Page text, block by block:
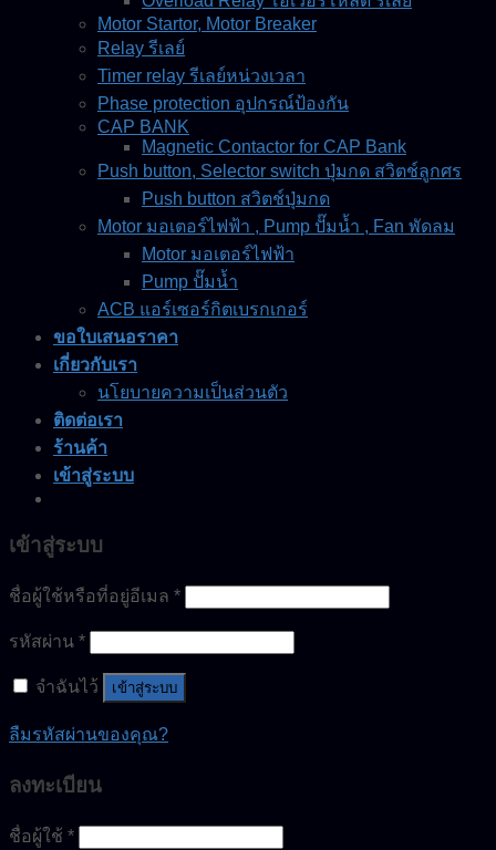
Motor Startor, Motor Breaker
Relay รีเลย์
Timer relay รีเลย์หน่วงเวลา
Phase protection อุปกรณ์ป้องกัน
CAP BANK
Magnetic Contactor for CAP Bank
Push button, Selector switch ปุ่มกด สวิตช์ลูกศร
Push button สวิตช์ปุ่มกด
Motor มอเตอร์ไฟฟ้า , Pump ปั๊มน้ำ , Fan พัดลม
Motor มอเตอร์ไฟฟ้า
Pump ปั๊มน้ำ
ACB แอร์เซอร์กิตเบรกเกอร์
ขอใบเสนอราคา
เกี่ยวกับเรา
นโยบายความเป็นส่วนตัว
ติดต่อเรา
ร้านค้า
เข้าสู่ระบบ
เข้าสู่ระบบ
ชื่อผู้ใช้หรือที่อยู่อีเมล *
รหัสผ่าน *
จำฉันไว้ เข้าสู่ระบบ
ลืมรหัสผ่านของคุณ?
ลงทะเบียน
ชื่อผู้ใช้ *